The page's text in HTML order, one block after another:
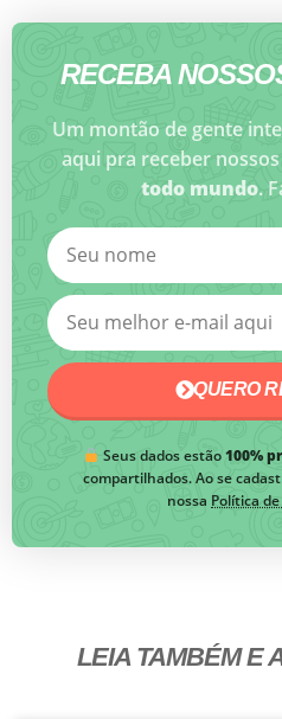
RECEBA
Um montão de gente
aqui pra receber
todo mundo.
QUERO
Seus dados estão100%
compartilhados. Ao se
nossa Política
LEIA TAMBÉM E